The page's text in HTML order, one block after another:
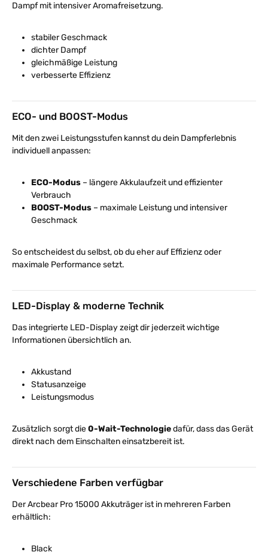
Dampf mit intensiver Aromafreisetzung.
stabiler Geschmack
dichter Dampf
gleichmäßige Leistung
verbesserte Effizienz
ECO- und BOOST-Modus
Mit den zwei Leistungsstufen kannst du dein Dampferlebnis
individuell anpassen:
ECO-Modus – längere Akkulaufzeit und effizienter
Verbrauch
BOOST-Modus – maximale Leistung und intensiver
Geschmack
So entscheidest du selbst, ob du eher auf Effizienz oder
maximale Performance setzt.
LED-Display & moderne Technik
Das integrierte LED-Display zeigt dir jederzeit wichtige
Informationen übersichtlich an.
Akkustand
Statusanzeige
Leistungsmodus
Zusätzlich sorgt die0-Wait-Technologiedafür, dass das Gerät
direkt nach dem Einschalten einsatzbereit ist.
Verschiedene Farben verfügbar
Der Arcbear Pro 15000 Akkuträger ist in mehreren Farben
erhältlich:
Black